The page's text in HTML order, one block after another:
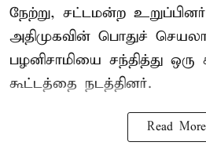
நேற்று, சட்டமன்ற
அதிமுகவின் பொதுச்
பழனிசாமியை சந்தித்து ஒரு
கூட்டத்தை நடத்தினர்.
Read More